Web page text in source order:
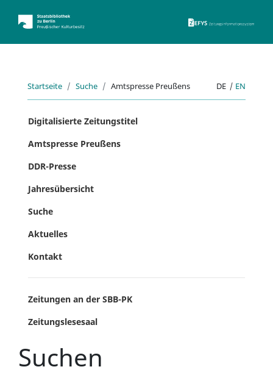
Startseite Suche Amtspresse Preußens DE | EN
Digitalisierte Zeitungstitel
Amtspresse Preußens
DDR-Presse
Jahresübersicht
Suche
Aktuelles
Kontakt
Zeitungen an der SBB-PK
Zeitungslesesaal
Suchen